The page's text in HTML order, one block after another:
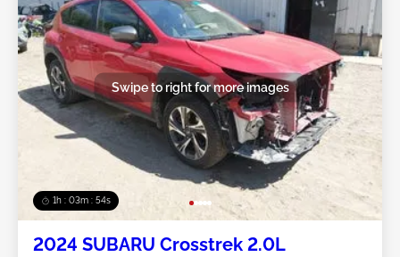
1h : 03m : 51s
Swipe to right for more images
2024 SUBARU Crosstrek 2.0L